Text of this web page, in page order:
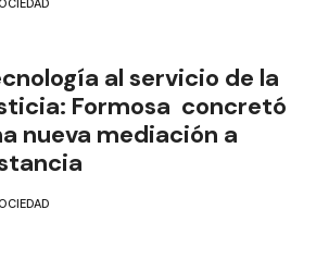
al servicio de la
Formosa concretó
nueva mediación a